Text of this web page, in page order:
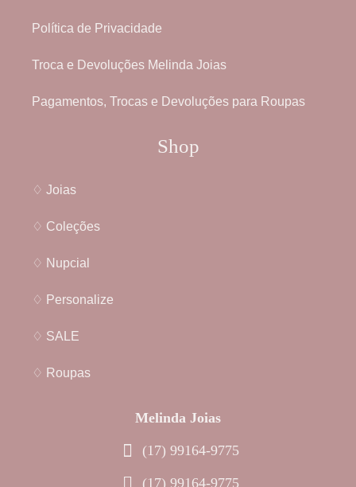
Política de Privacidade
Troca e Devoluções Melinda Joias
Pagamentos, Trocas e Devoluções para Roupas
Shop
♢ Joias
♢ Coleções
♢ Nupcial
♢ Personalize
♢ SALE
♢ Roupas
Melinda Joias
(17) 99164-9775
(17) 99164-9775